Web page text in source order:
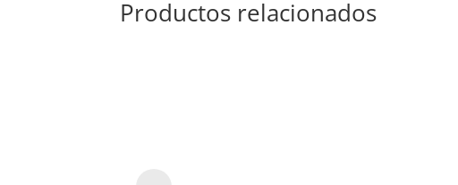
Productos relacionados